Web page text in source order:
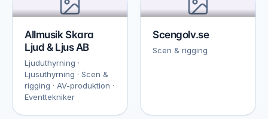
Allmusik Skara
Ljud & Ljus AB
Ljuduthyrning ·
Ljusuthyrning · Scen &
rigging · AV-produktion ·
Eventtekniker
Scengolv.se
Scen & rigging